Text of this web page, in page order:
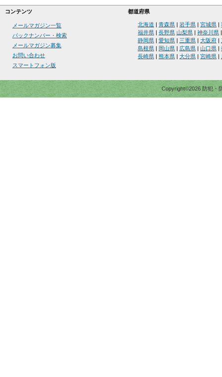
コンテンツ 都道府県
メールマガジン一覧
バックナンバー・検索
メールマガジン募集
お問い合わせ
スマートフォン版
北海道 青森県 岩手県 宮城県
福井県
長野県 山梨県 神奈川県
静岡県
愛知県 三重県 大阪府
島根県
岡山県 広島県 山口県
長崎県
熊本県 大分県 宮崎県
Copyright©2026 防犯・